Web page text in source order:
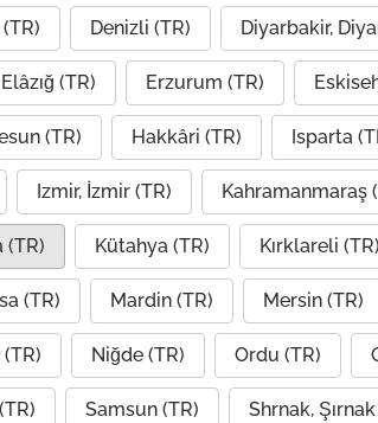
Denizli (TR) Diyarbakir,
(TR) Erzurum (TR)
(TR) Hakkâri (TR) Isparta
Izmir, İzmir (TR) Kahramanmaraş
(TR) Kütahya (TR) Kırklareli (TR)
(TR) Mardin (TR) Mersin (TR)
Niğde (TR) Ordu (TR)
Samsun (TR) Shrnak,